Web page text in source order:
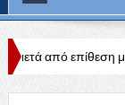
με μαχαίρι